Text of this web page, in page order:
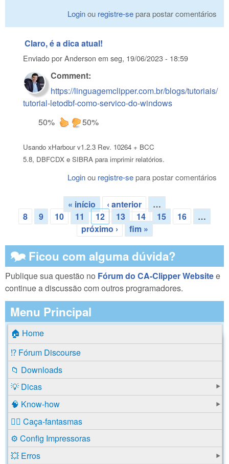
Loginou registre-separa postar comentários
Claro, é a dica atual!
Enviado porAnderson em seg, 19/06/2023 - 18:59
Comment:
https://linguagemclipper.com.br/blogs/tutoriais/
tutorial-letodbf-como-servico-do-windows
50%
50%
Usando xHarbour v1.2.3 Rev. 10264 + BCC
5.8, DBFCDX e SIBRA para imprimir relatórios.
Loginou registre-separa postar comentários
Páginas
« início ‹ anterior
…
8
9 10 11 12 13 14 15 16
…
próximo ›
fim »
🗫 Ficou com alguma dúvida?
Publique sua questão no Fórum do CA-Clipper Websitee
continue a discussão com outros programadores.
Menu Principal
🏠 Home
⁉️ Fórum Discourse
📁 Downloads
💡 Dicas
🧠 Know-how
🕵️‍♂️ Caça-fantasmas
⚙️ Config Impressoras
💥 Erros